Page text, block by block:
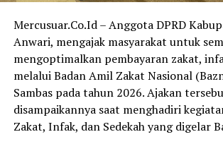
“Tidak ada makna program strategis
dan sinergi dari Bapak-Ibu semua.
rumah, sumber bor, Baznas Sehat,
tidak akan berjalan tanpa kehadiran
tegasnya.
Bupati Satono menekankan bahwa
Mercusuar.Co.Id – Anggota DPRD
Anwari, mengajak masyarakat untuk
mengoptimalkan pembayaran zakat,
melalui Badan Amil Zakat Nasional
Sambas pada tahun 2026. Ajakan
disampaikannya saat menghadiri
Zakat, Infak, dan Sedekah yang digelar